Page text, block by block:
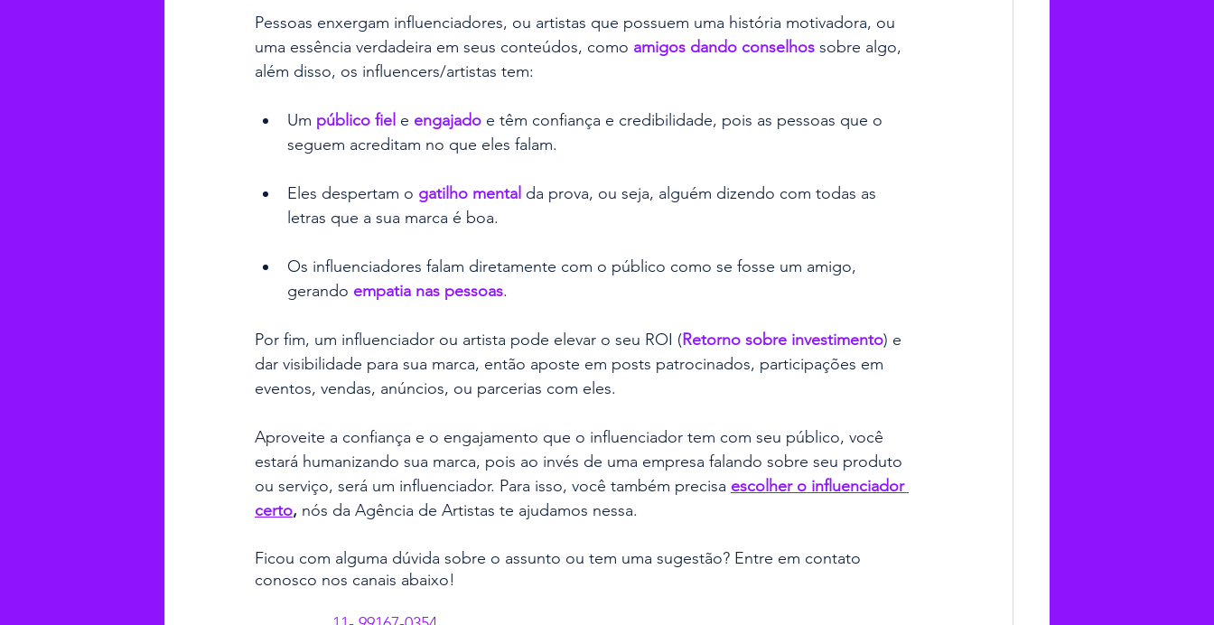
Pessoas enxergam influenciadores, ou artistas que possuem uma história motivadora, ou
uma essência verdadeira em seus conteúdos, como amigos dando conselhos sobre algo,
além disso, os influencers/artistas tem:
Um público fiel e engajado e têm confiança e credibilidade, pois as pessoas que o
seguem acreditam no que eles falam.
Eles despertam o gatilho mental da prova, ou seja, alguém dizendo com todas as
letras que a sua marca é boa.
Os influenciadores falam diretamente com o público como se fosse um amigo,
gerando empatia nas pessoas.
Por fim, um influenciador ou artista pode elevar o seu ROI (Retorno sobre investimento) e
dar visibilidade para sua marca, então aposte em posts patrocinados, participações em
eventos, vendas, anúncios, ou parcerias com eles.
Aproveite a confiança e o engajamento que o influenciador tem com seu público, você
estará humanizando sua marca, pois ao invés de uma empresa falando sobre seu produto
ou serviço, será um influenciador. Para isso, você também precisa escolher o influenciador
certo, nós da Agência de Artistas te ajudamos nessa.
Ficou com alguma dúvida sobre o assunto ou tem uma sugestão? Entre em contato
conosco nos canais abaixo!